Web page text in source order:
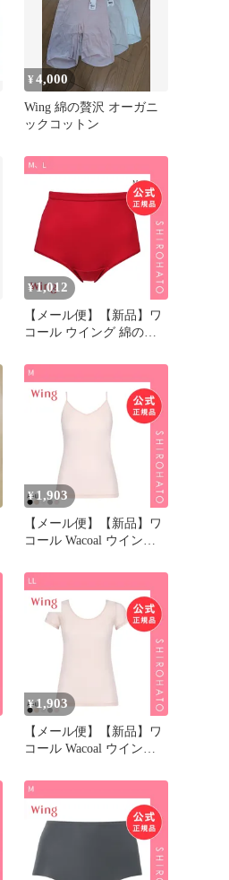
¥4,000
Wing 綿の贅沢 オーガニ
ックコットン
¥1,012
【メール便】【新品】ワ
コール ウイング 綿の贅
ふかめ ゆったり ML 綿
100％ Wacoal Wing(M、L)
¥1,903
【メール便】【新品】ワ
コール Wacoal ウイング
ック キャミソール M L
LL 吸汗速乾 抗菌防臭(M)
¥1,903
【メール便】【新品】ワ
コール Wacoal ウイング
ック 2分 半袖 M L LL 吸
汗速乾 抗菌防臭(LL)